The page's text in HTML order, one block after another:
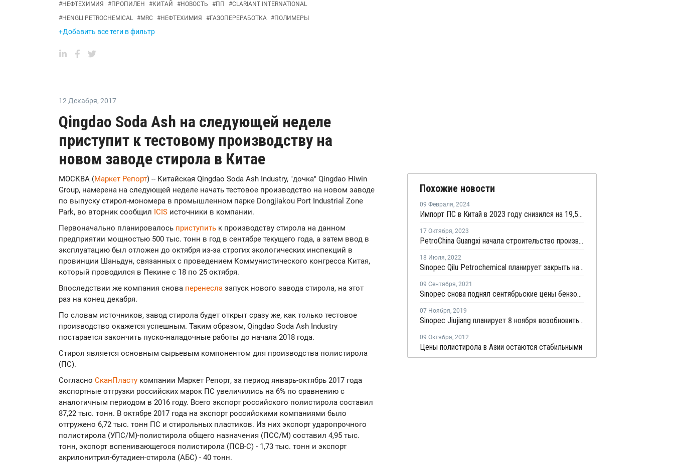
#НЕФТЕХИМИЯ #ПРОПИЛЕН #КИТАЙ #НОВОСТЬ #ПП #CLARIANT INTERNATIONAL
#HENGLI PETROCHEMICAL #MRC #НЕФТЕХИМИЯ #ГАЗОПЕРЕРАБОТКА #ПОЛИМЕРЫ
+Добавить все теги в фильтр
12 Декабря, 2017
Qingdao Soda Ash на следующей неделе
приступит к тестовому производству на
новом заводе стирола в Китае
МОСКВА (Маркет Репорт) -- Китайская Qingdao Soda Ash Industry, "дочка" Qingdao Hiwin
Group, намерена на следующей неделе начать тестовое производство на новом заводе
по выпуску стирол-мономера в промышленном парке Dongjiakou Port Industrial Zone
Park, во вторник сообщил ICIS источники в компании.
Первоначально планировалось приступить к производству стирола на данном
предприятии мощностью 500 тыс. тонн в год в сентябре текущего года, а затем ввод в
эксплуатацию был отложен до октября из-за строгих экологических инспекций в
провинции Шаньдун, связанных с проведением Коммунистического конгресса Китая,
который проводился в Пекине с 18 по 25 октября.
Впоследствии же компания снова перенесла запуск нового завода стирола, на этот
раз на конец декабря.
По словам источников, завод стирола будет открыт сразу же, как только тестовое
производство окажется успешным. Таким образом, Qingdao Soda Ash Industry
постарается закончить пуско-наладочные работы до начала 2018 года.
Стирол является основным сырьевым компонентом для производства полистирола
(ПС).
Согласно СканПласту компании Маркет Репорт, за период январь-октябрь 2017 года
экспортные отгрузки российских марок ПС увеличились на 6% по сравнению с
аналогичным периодом в 2016 году. Всего экспорт российского полистирола составил
87,22 тыс. тонн. В октябре 2017 года на экспорт российскими компаниями было
отгружено 6,72 тыс. тонн ПС и стирольных пластиков. Из них экспорт ударопрочного
полистирола (УПС/М)-полистирола общего назначения (ПСС/М) составил 4,95 тыс.
тонн, экспорт вспенивающегося полистирола (ПСВ-С) - 1,73 тыс. тонн и экспорт
акрилонитрил-бутадиен-стирола (АБС) - 40 тонн.
Похожие новости
09 Февраля, 2024
Импорт ПС в Китай в 2023 году снизился на 19,57%
17 Октября, 2023
PetroChina Guangxi начала строительство производства ПС в Китае
18 Июля, 2022
Sinopec Qilu Petrochemical планирует закрыть на ремонт производство стирола в Китае на ремонт
09 Сентября, 2021
Sinopec снова поднял сентябрьские цены бензола в Китае на CNY100 за тонну
07 Ноября, 2019
Sinopec Jiujiang планирует 8 ноября возобновить производство стирола в провинции Цзянси
09 Октября, 2012
Цены полистирола в Азии остаются стабильными